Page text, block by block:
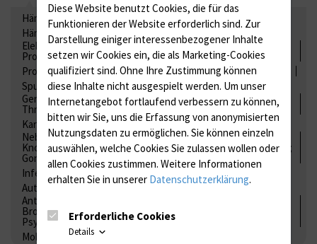
Hämatologie / Anämie
Retikulozyten
Hämoglobinelektrophorese
Liquordiagnostik
Elektrolyte, Enzyme, Substrate, Metabolite, Blutalkohol,
Proteine
Proteine
Lipide / Lipoproteine Niere / Harnwege
Spurenelemente
Säuren-Basen-Status
Gerinnung / Gerinnungsaktivierung / Gerinnungsfaktoren /
Thrombozytenfunktion / Antikoagulation
Kardiale Marker
Tumormarker
Interleukine
Nebenniere / Niere; Nebenschilddrüse ( Ca-Stoffwechsel /
Knochen; Hypophyse / Wachstum; Gestroinaltrakt / Vitamine;
Gonaden / Zyklus / Sterilität
Infektionsserologie
Allergiediagnostik
Immunologie
Autoimmundiagnostik
Antibiotika, Zystostatika, Immunsuppressiva, Amaleptika,
Bronchospasmolytika, Antiepileptika, Kardiaka,
Psychpharmaka
Molekulare Diagnostik
Diese Website benutzt Cookies, die für das
Funktionieren der Website erforderlich sind. Zur
Darstellung einiger interessenbezogener Inhalte
setzen wir Cookies ein, die als Marketing-Cookies
qualifiziert sind. Ohne Ihre Zustimmung können
diese Inhalte nicht ausgespielt werden. Um unser
Internetangebot fortlaufend verbessern zu können,
bitten wir Sie, uns die Erfassung von anonymisierten
Nutzungsdaten zu ermöglichen. Sie können einzeln
auswählen, welche Cookies Sie zulassen wollen oder
allen Cookies zustimmen. Weitere Informationen
erhalten Sie in unserer Datenschutzerklärung.
Erforderliche Cookies
Details